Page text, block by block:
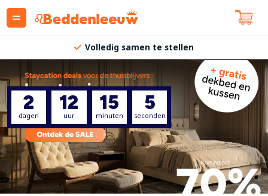
Volledig samen te stellen
2
dagen
12
uur
15
minuten
5
seconden